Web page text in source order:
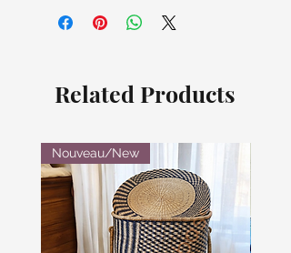
Related Products
Nouveau/New